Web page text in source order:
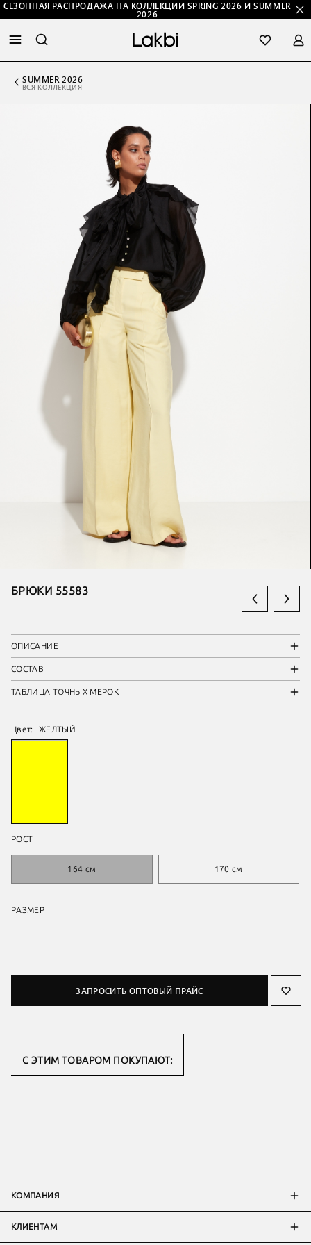
СЕЗОННАЯ РАСПРОДАЖА НА КОЛЛЕКЦИИ SPRING 2026 И SUMMER
2026
SUMMER 2026
ВСЯ КОЛЛЕКЦИЯ
БРЮКИ 55583
ОПИСАНИЕ
СОСТАВ
ТАБЛИЦА ТОЧНЫХ МЕРОК
Цвет: ЖЕЛТЫЙ
РОСТ
164 см 170 см
РАЗМЕР
ЗАПРОСИТЬ ОПТОВЫЙ ПРАЙС
С ЭТИМ ТОВАРОМ ПОКУПАЮТ:
КОМПАНИЯ
КЛИЕНТАМ